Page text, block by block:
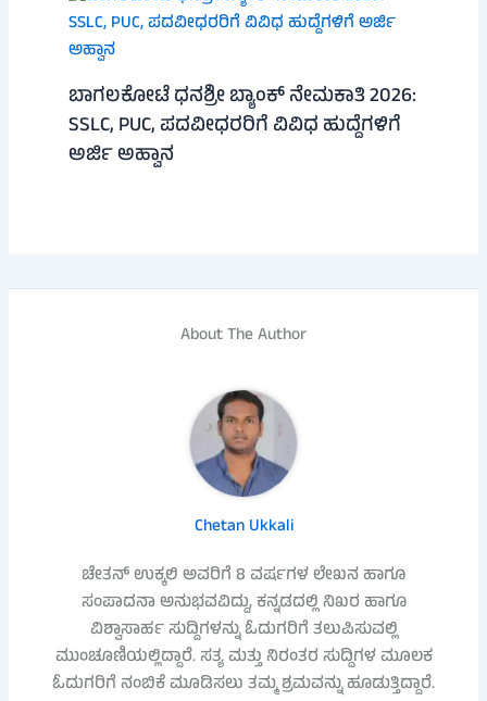
ಬಾಗಲಕೋಟೆ ಧನಶ್ರೀ ಬ್ಯಾಂಕ್ ನೇಮಕಾತಿ 2026:
SSLC, PUC, ಪದವೀಧರರಿಗೆ ವಿವಿಧ ಹುದ್ದೆಗಳಿಗೆ
ಅರ್ಜಿ ಅಹ್ವಾನ
About The Author
Chetan Ukkali
ಚೇತನ್ ಉಕ್ಕಲಿ ಅವರಿಗೆ 8 ವರ್ಷಗಳ ಲೇಖನ ಹಾಗೂ
ಸಂಪಾದನಾ ಅನುಭವವಿದ್ದು, ಕನ್ನಡದಲ್ಲಿ ನಿಖರ ಹಾಗೂ
ವಿಶ್ವಾಸಾರ್ಹ ಸುದ್ದಿಗಳನ್ನು ಓದುಗರಿಗೆ ತಲುಪಿಸುವಲ್ಲಿ
ಮುಂಚೂಣಿಯಲ್ಲಿದ್ದಾರೆ. ಸತ್ಯ ಮತ್ತು ನಿರಂತರ ಸುದ್ದಿಗಳ ಮೂಲಕ
ಓದುಗರಿಗೆ ನಂಬಿಕೆ ಮೂಡಿಸಲು ತಮ್ಮ ಶ್ರಮವನ್ನು ಹೂಡುತ್ತಿದ್ದಾರೆ.